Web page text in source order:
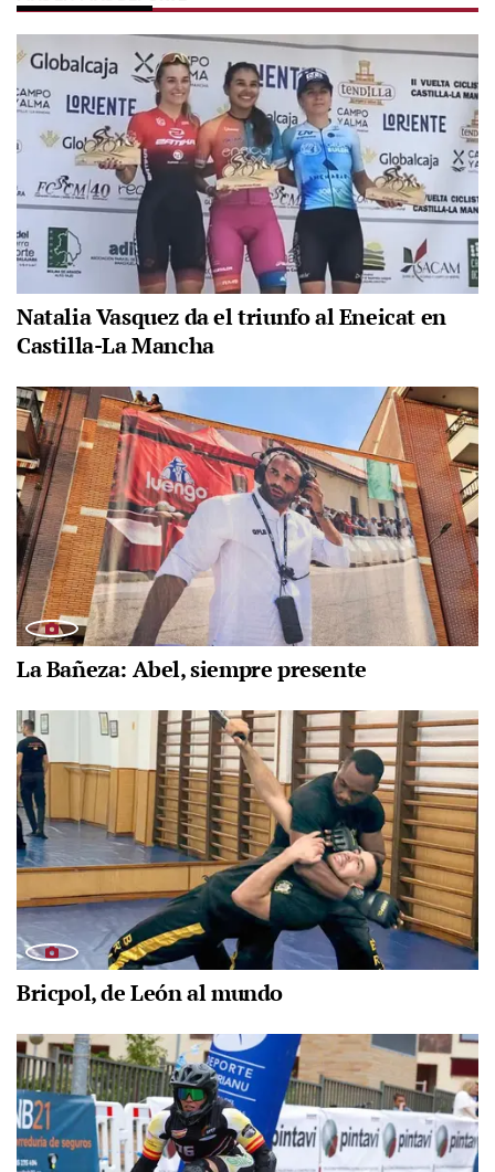
Natalia Vasquez da el triunfo al Eneicat en
Castilla-La Mancha
La Bañeza: Abel, siempre presente
Bricpol, de León al mundo